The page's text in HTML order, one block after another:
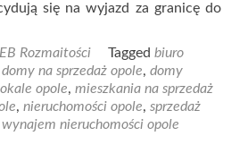
się na wyjazd za granicę do
Rozmaitości Tagged biuro
domy na sprzedaż opole, domy
opole, mieszkania na sprzedaż
, nieruchomości opole, sprzedaż
wynajem nieruchomości opole